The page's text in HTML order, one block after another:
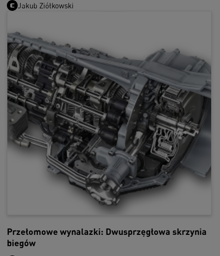
Jakub Ziółkowski
Przełomowe wynalazki: Dwusprzęgłowa skrzynia
biegów